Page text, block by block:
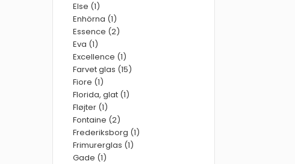
Else (1)
Enhörna (1)
Essence (2)
Eva (1)
Excellence (1)
Farvet glas (15)
Fiore (1)
Florida, glat (1)
Fløjter (1)
Fontaine (2)
Frederiksborg (1)
Frimurerglas (1)
Gade (1)